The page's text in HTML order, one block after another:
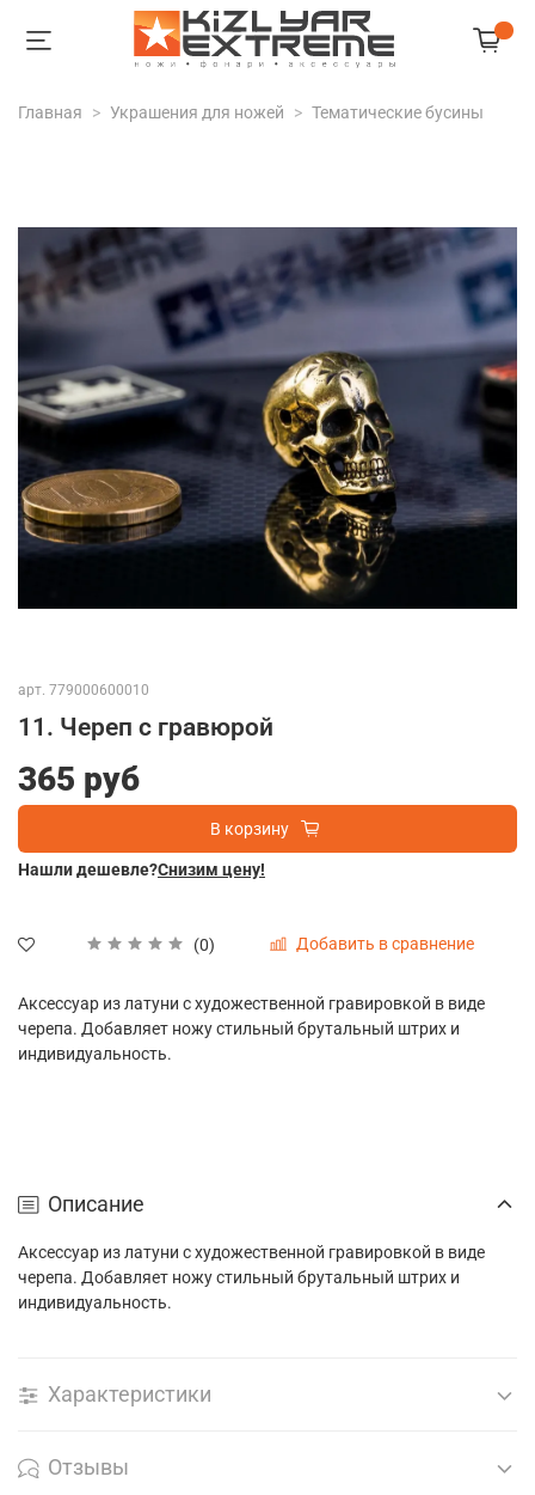
Главная Украшения для ножей Тематические бусины
арт. 779000600010
11. Череп с гравюрой
(0) Добавить в сравнение
365 руб
В корзину
Нашли дешевле?Снизим цену!
Аксессуар из латуни с художественной гравировкой в виде
черепа. Добавляет ножу стильный брутальный штрих и
индивидуальность.
Описание
Аксессуар из латуни с художественной гравировкой в виде
черепа. Добавляет ножу стильный брутальный штрих и
индивидуальность.
Характеристики
Отзывы